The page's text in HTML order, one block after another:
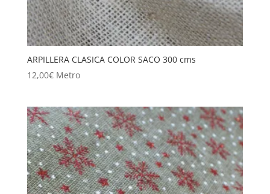
ARPILLERA CLASICA COLOR SACO 300 cms
12,00€ Metro